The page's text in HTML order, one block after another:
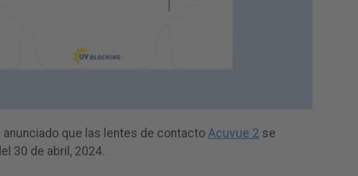
anunciado que las lentes de contacto Acuvue 2 se
30 de abril, 2024.